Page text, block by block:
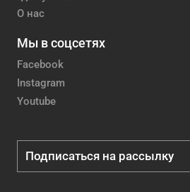
О нас
Мы в соцсетях
Facebook
Instagram
Youtube
Подписаться на рассылку